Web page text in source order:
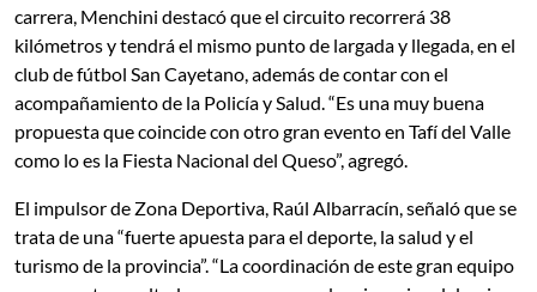
carrera, Menchini destacó que el circuito recorrerá 38
kilómetros y tendrá el mismo punto de largada y llegada, en el
club de fútbol San Cayetano, además de contar con el
acompañamiento de la Policía y Salud. “Es una muy buena
propuesta que coincide con otro gran evento en Tafí del Valle
como lo es la Fiesta Nacional del Queso”, agregó.
El impulsor de Zona Deportiva, Raúl Albarracín, señaló que se
trata de una “fuerte apuesta para el deporte, la salud y el
turismo de la provincia”. “La coordinación de este gran equipo